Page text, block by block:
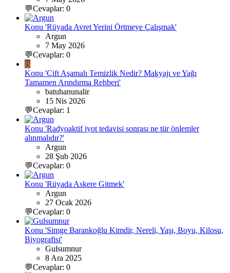
💬Cevaplar: 0
Konu 'Rüyada Avret Yerini Örtmeye Çalışmak'
Argun
7 May 2026
💬Cevaplar: 0
B
Konu 'Çift Aşamalı Temizlik Nedir? Makyajı ve Yağı
Tamamen Arındırma Rehberi'
batuhanunalir
15 Nis 2026
💬Cevaplar: 1
Konu 'Radyoaktif iyot tedavisi sonrası ne tür önlemler
alınmalıdır?'
Argun
28 Şub 2026
💬Cevaplar: 0
Konu 'Rüyada Askere Gitmek'
Argun
27 Ocak 2026
💬Cevaplar: 0
Konu 'Simge Barankoğlu Kimdir, Nereli, Yaşı, Boyu, Kilosu,
Biyografisi'
Gulsumnur
8 Ara 2025
💬Cevaplar: 0